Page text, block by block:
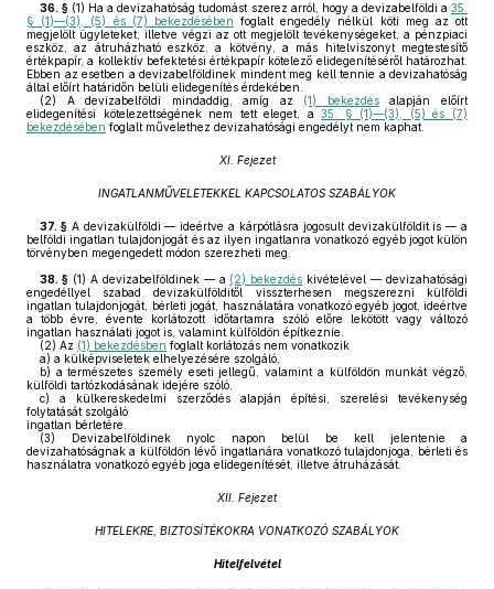
36. § (1) Ha a devizahatóság tudomást szerez arról, hogy a devizabelföldi a35.
§ (1)—(3), (5) és (7) bekezdésében foglalt engedély nélkül köti meg az ott
megjelölt ügyleteket, illetve végzi az ott megjelölt tevékenységeket, a pénzpiaci
eszköz, az átruházható eszköz, a kötvény, a más hitelviszonyt megtestesítő
értékpapír, a kollektív befektetési értékpapír kötelező elidegenítéséről határozhat.
Ebben az esetben a devizabelföldinek mindent meg kell tennie a devizahatóság
által előírt határidőn belüli elidegenítés érdekében.
(2) A devizabelföldi mindaddig, amíg az (1) bekezdésalapján előírt
elidegenítési kötelezettségének nem tett eleget, a35. § (1)—(3), (5) és (7)
bekezdésében foglalt művelethez devizahatósági engedélyt nem kaphat.
XI. Fejezet
INGATLANMŰVELETEKKEL KAPCSOLATOS SZABÁLYOK
37. § A devizakülföldi — ideértve a kárpótlásra jogosult devizakülföldit is — a
belföldi ingatlan tulajdonjogát és az ilyen ingatlanra vonatkozó egyéb jogot külön
törvényben megengedett módon szerezheti meg.
38. § (1) A devizabelföldinek — a (2) bekezdés kivételével — devizahatósági
engedéllyel szabad devizakülfölditől visszterhesen megszerezni külföldi
ingatlan tulajdonjogát, bérleti jogát, használatára vonatkozó egyéb jogot, ideértve
a több évre, évente korlátozott időtartamra szóló előre lekötött vagy változó
ingatlan használati jogot is, valamint külföldön építkeznie.
(2) Az (1) bekezdésben foglalt korlátozás nem vonatkozik
a) a külképviseletek elhelyezésére szolgáló,
b) a természetes személy eseti jellegű, valamint a külföldön munkát végző,
külföldi tartózkodásának idejére szóló,
c) a külkereskedelmi szerződés alapján építési, szerelési tevékenység
folytatását szolgáló
ingatlan bérletére.
(3) Devizabelföldinek nyolc napon belül be kell jelentenie a
devizahatóságnak a külföldön lévő ingatlanára vonatkozó tulajdonjoga, bérleti és
használatra vonatkozó egyéb joga elidegenítését, illetve átruházását.
XII. Fejezet
HITELEKRE, BIZTOSÍTÉKOKRA VONATKOZÓ SZABÁLYOK
Hitelfelvétel